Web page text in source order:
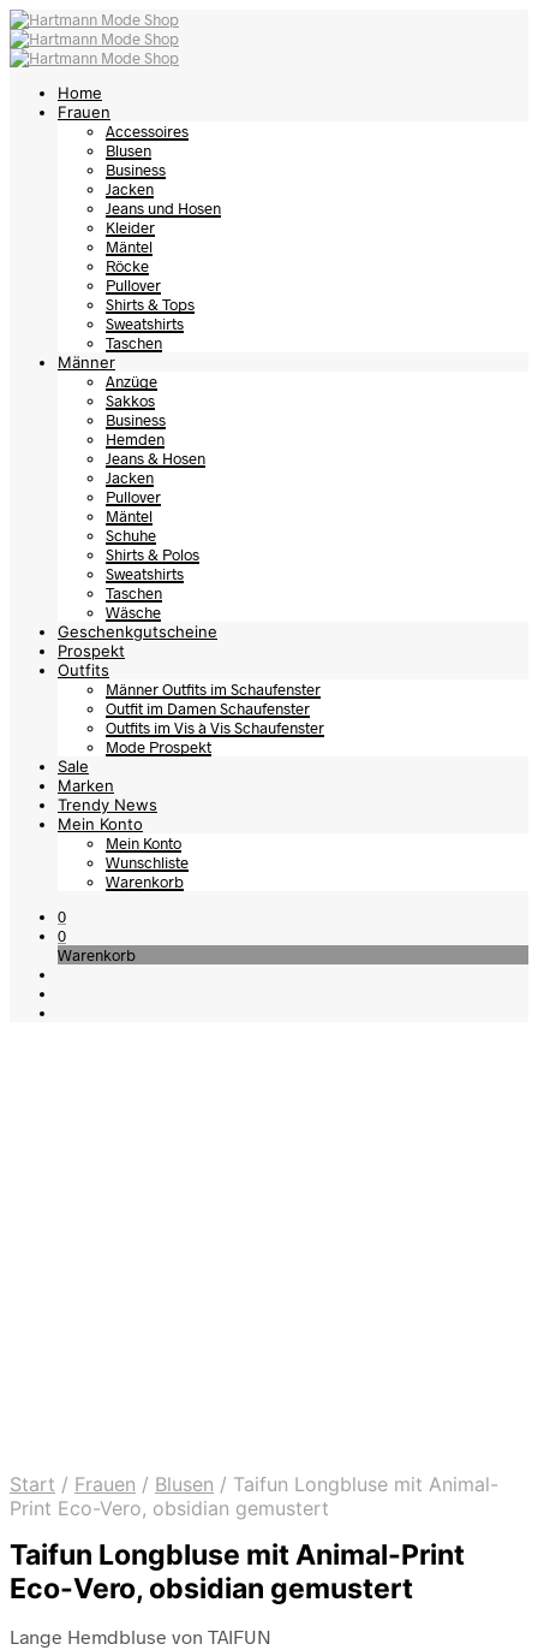
Home
Frauen
Accessoires
Blusen
Business
Jacken
Jeans und Hosen
Kleider
Mäntel
Röcke
Pullover
Shirts & Tops
Sweatshirts
Taschen
Männer
Anzüge
Sakkos
Business
Hemden
Jeans & Hosen
Jacken
Pullover
Mäntel
Schuhe
Shirts & Polos
Sweatshirts
Taschen
Wäsche
Geschenkgutscheine
Prospekt
Outfits
Männer Outfits im Schaufenster
Outfit im Damen Schaufenster
Outfits im Vis à Vis Schaufenster
Mode Prospekt
Sale
Marken
Trendy News
Mein Konto
Mein Konto
Wunschliste
Warenkorb
0
0
Warenkorb
Start / Frauen / Blusen / Taifun Longbluse mit Animal-
Print Eco-Vero, obsidian gemustert
Taifun Longbluse mit Animal-Print
Eco-Vero, obsidian gemustert
Lange Hemdbluse von TAIFUN